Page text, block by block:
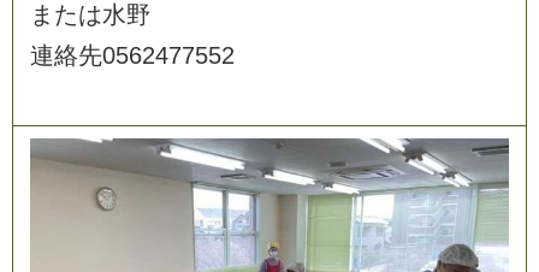
ま たは水野
連絡先0562477552